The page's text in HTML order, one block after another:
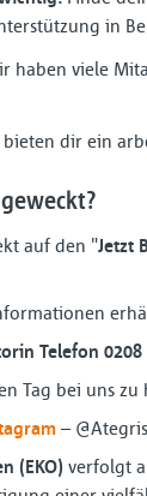
in
haben viele
dir ein
auf den "Jetzt
Telefon 0208
Tag bei uns
–
(EKO) verfolgt